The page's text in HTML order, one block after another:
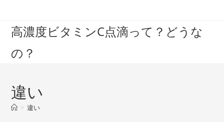
高濃度ビタミンC点滴って？どうな
の？
違い
> 違い